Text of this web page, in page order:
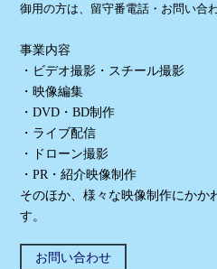
御用の方は、留守番電話・お問い合
事業内容
・ビデオ撮影・スチール撮影
・映像編集
・DVD・BD制作
・ライブ配信
・ドローン撮影
・PR・紹介映像制作
そのほか、様々な映像制作にかか
す。
お問い合わせ